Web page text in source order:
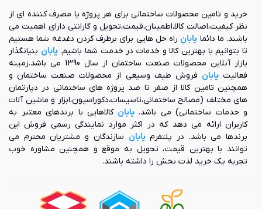
خرید و تامین محصولات ساختمانی برای هر پروژه یا مصرف کننده ای از
نظر کیفیت،اصالت کالا،اطمینان،قیمت،تحویل و گارانتی دارای اهمیت می
باشند. ما دائما یابانِ راه حل هایی برای برطرف کردن دغدغه شما هستیم
تا بتوانیم با بهترین کالا و خدمات در خدمت شما باشیم.یابان بنیانگذار
بازار آنلاین محصولات صنعت ساختمان از سال 1390 می باشد.زمینه
فعالیتیابان فروش طیف وسیعی از محصولات صنعت ساختمان و
همچنین تامین کالا از صفر تا صد پروژه های ساختمانی در دپارتمان
های مختلف (مصالح ساختمانی،تاسیسات،دکوراسیون،ابزار و ماشین آلات
و خدمات ساختمانی) می باشد.یابان کالاهایی با برندهای معتبر به
کاربران ارائه می دهد که در اکثر موارد نمایندگی رسمی فروش این
برندها می باشد. در پلتفرمیابان سازندگان و مشتریان محترم می
توانند با بهترین قیمت، تحویل به موقع و همچنین مشاوره خوب
تجربه یک خرید لذت بخش را داشته باشند.